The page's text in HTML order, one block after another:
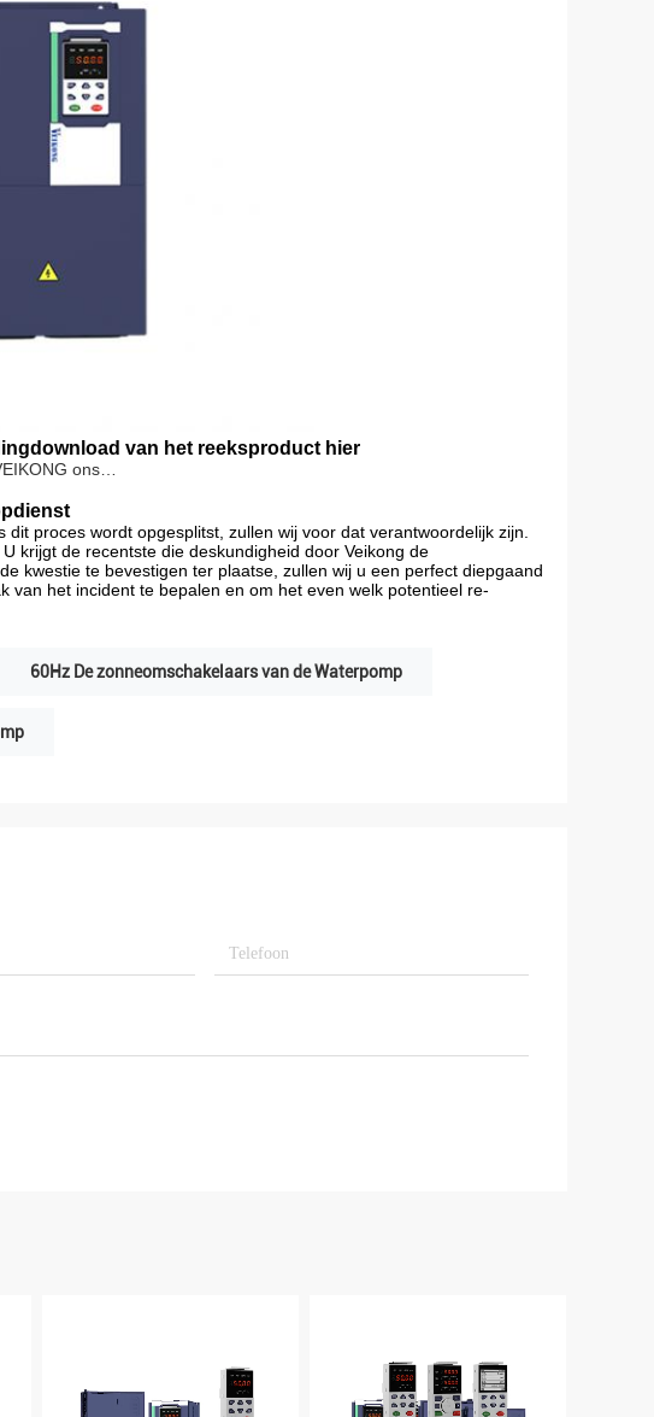
van het reeksproduct hier
ons…
proces wordt opgesplitst, zullen wij voor dat verantwoordelijk zijn.
krijgt de recentste die deskundigheid door Veikong de
kwestie te bevestigen ter plaatse, zullen wij u een perfect diepgaand
het incident te bepalen en om het even welk potentieel re-
60Hz De zonneomschakelaars van de Waterpomp